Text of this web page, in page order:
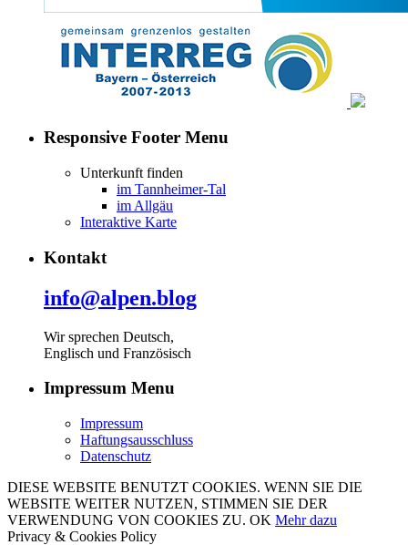
Responsive Footer Menu
Unterkunft finden
im Tannheimer-Tal
im Allgäu
Interaktive Karte
Kontakt
info@alpen.blog
Wir sprechen Deutsch,
Englisch und Französisch
Impressum Menu
Impressum
Haftungsausschluss
Datenschutz
DIESE WEBSITE BENUTZT COOKIES. WENN SIE DIE
WEBSITE WEITER NUTZEN, STIMMEN SIE DER
VERWENDUNG VON COOKIES ZU. OK Mehr dazu
Privacy & Cookies Policy